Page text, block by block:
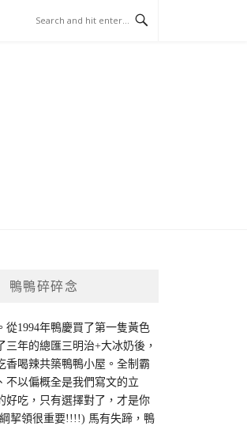
鴨鴨碎碎念
從1994年鴨慶買了第一隻黃色
三年的總匯三明治+大冰奶後，
香喝辣共築鴨鴨小屋。全制霸
不以偏概全是我們寫文的立
好吃，只有選擇對了，才是你
挈領很重要!!!!) 馬有失蹄，鴨